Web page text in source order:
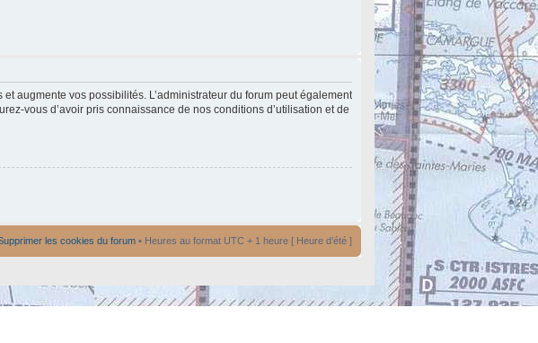
augmente vos possibilités. L’administrateur du forum peut également
vous d’avoir pris connaissance de nos conditions d’utilisation et de
les cookies du forum • Heures au format UTC + 1 heure [ Heure d’été ]